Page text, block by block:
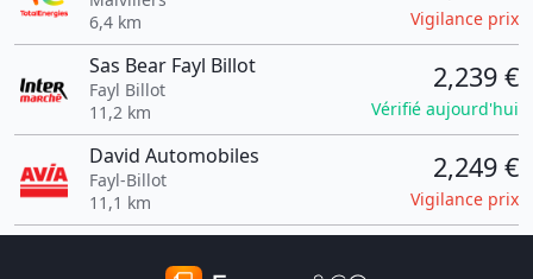
6,4 km
Vigilance prix
Sas Bear Fayl Billot
Fayl Billot
11,2 km
2,239 €
Vérifié aujourd'hui
David Automobiles
Fayl-Billot
11,1 km
2,249 €
Vigilance prix